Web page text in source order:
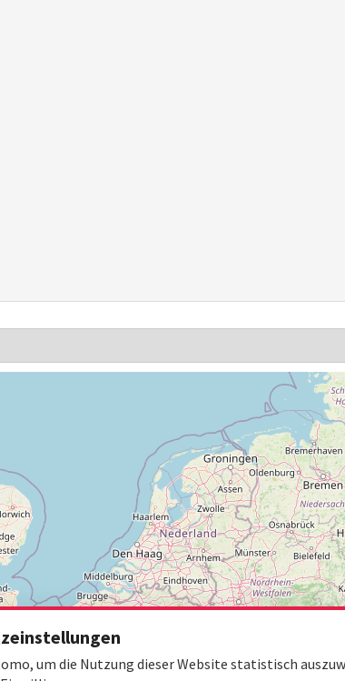
um die Nutzung dieser Website statistisch